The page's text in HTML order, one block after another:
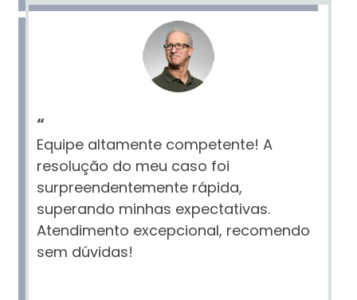
“
Equipe altamente competente! A
resolução do meu caso foi
surpreendentemente rápida,
superando minhas expectativas.
Atendimento excepcional, recomendo
sem dúvidas!